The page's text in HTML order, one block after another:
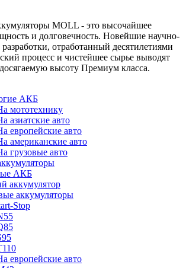
MOLL - это высочайшее
и долговечность. Новейшие научно-
отработанный десятилетиями
процесс и чистейшее сырье выводят
высоту Премиум класса.
АКБ
мототехнику
азиатские авто
европейские авто
американские авто
грузовые авто
АКБ
аккумулятор
аккумуляторы
Stop
европейские авто